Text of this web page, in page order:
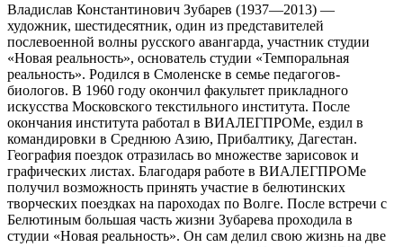
Владислав Константинович Зубарев (1937—2013) —
художник, шестидесятник, один из представителей
послевоенной волны русского авангарда, участник студии
«Новая реальность», основатель студии «Темпоральная
реальность». Родился в Смоленске в семье педагогов-
биологов. В 1960 году окончил факультет прикладного
искусства Московского текстильного института. После
окончания института работал в ВИАЛЕГПРОМе, ездил в
командировки в Среднюю Азию, Прибалтику, Дагестан.
География поездок отразилась во множестве зарисовок и
графических листах. Благодаря работе в ВИАЛЕГПРОМе
получил возможность принять участие в белютинских
творческих поездках на пароходах по Волге. После встречи с
Белютиным большая часть жизни Зубарева проходила в
студии «Новая реальность». Он сам делил свою жизнь на две